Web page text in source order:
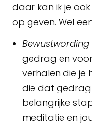
daar kan ik je
op geven. Wel
Bewustwording
gedrag en
verhalen die je
die dat gedrag
belangrijke
meditatie en